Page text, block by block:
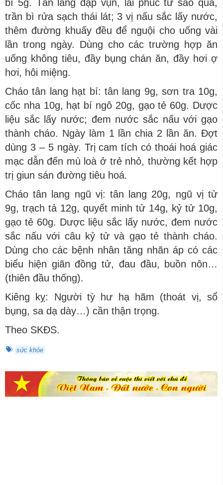
bì 5g. Tân lang đập vụn, lai phúc tử sao qua,
trần bì rửa sạch thái lát; 3 vị nấu sắc lấy nước,
thêm đường khuấy đều để nguội cho uống vài
lần trong ngày. Dùng cho các trường hợp ăn
uống không tiêu, đầy bụng chán ăn, đầy hơi ợ
hơi, hôi miệng.
Cháo tân lang hạt bí: tân lang 9g, sơn tra 10g,
cốc nha 10g, hạt bí ngô 20g, gạo tẻ 60g. Dược
liệu sắc lấy nước; đem nước sắc nấu với gạo
thành cháo. Ngày làm 1 lần chia 2 lần ăn. Đợt
dùng 3 – 5 ngày. Trị cam tích có thoái hoá giác
mạc dẫn đến mù loà ở trẻ nhỏ, thường kết hợp
trị giun sán đường tiêu hoá.
Cháo tân lang ngũ vị: tân lang 20g, ngũ vị tử
9g, trạch tả 12g, quyết minh tử 14g, kỷ tử 10g,
gạo tẻ 60g. Dược liệu sắc lấy nước, đem nước
sắc nấu với câu kỷ tử và gạo tẻ thành cháo.
Dùng cho các bệnh nhân tăng nhãn áp có các
biểu hiện giãn đồng tử, đau đầu, buồn nôn…
(thiên đầu thống).
Kiêng kỵ: Người tỳ hư hạ hãm (thoát vị, sổ
bụng, sa dạ dày…) cần thận trọng.
Theo SKĐS.
sức khỏe